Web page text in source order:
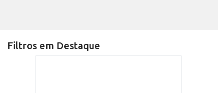
Filtros em Destaque